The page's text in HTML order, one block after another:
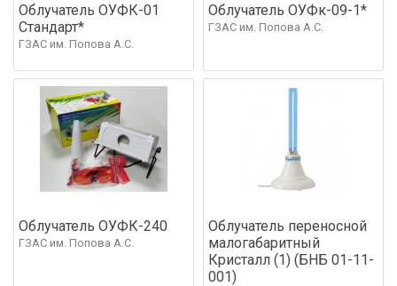
Облучатель ОУФК-01
Стандарт*
ГЗАС им. Попова А.С.
Облучатель ОУФк-09-1*
ГЗАС им. Попова А.С.
Облучатель ОУФК-240
ГЗАС им. Попова А.С.
Облучатель переносной
малогабаритный
Кристалл (1) (БНБ 01-11-
001)